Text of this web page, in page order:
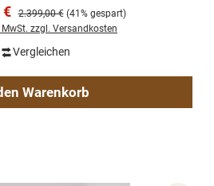
€ Regulärer Preis:
2.399,00 € (41% gespart)
MwSt. zzgl. Versandkosten
Vergleichen
Warenkorb